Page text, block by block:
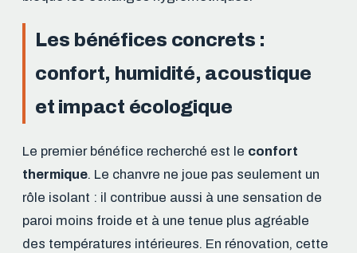
Les bénéfices concrets :
confort, humidité, acoustique
et impact écologique
Le premier bénéfice recherché est le confort
thermique. Le chanvre ne joue pas seulement un
rôle isolant : il contribue aussi à une sensation de
paroi moins froide et à une tenue plus agréable
des températures intérieures. En rénovation, cette